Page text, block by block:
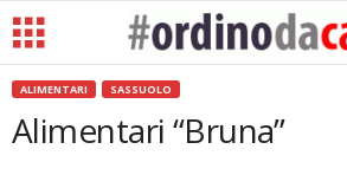
ALIMENTARI SASSUOLO
Alimentari “Bruna”